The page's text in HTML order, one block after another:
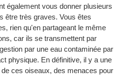
également vous donner plusieurs
être très graves. Vous êtes
rien qu'en partageant le même
car ils se transmettent par
par une eau contaminée par
physique. En définitive, il y a une
ces oiseaux, des menaces pour